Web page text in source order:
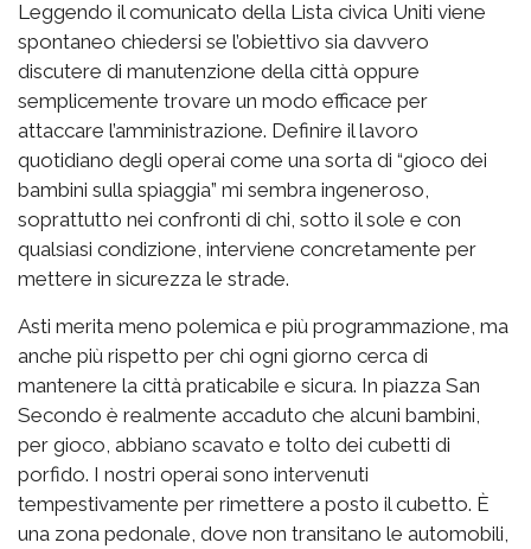
Leggendo il comunicato della Lista civica Uniti viene
spontaneo chiedersi se l’obiettivo sia davvero
discutere di manutenzione della città oppure
semplicemente trovare un modo efficace per
attaccare l’amministrazione. Definire il lavoro
quotidiano degli operai come una sorta di “gioco dei
bambini sulla spiaggia” mi sembra ingeneroso,
soprattutto nei confronti di chi, sotto il sole e con
qualsiasi condizione, interviene concretamente per
mettere in sicurezza le strade.
Asti merita meno polemica e più programmazione, ma
anche più rispetto per chi ogni giorno cerca di
mantenere la città praticabile e sicura. In piazza San
Secondo è realmente accaduto che alcuni bambini,
per gioco, abbiano scavato e tolto dei cubetti di
porfido. I nostri operai sono intervenuti
tempestivamente per rimettere a posto il cubetto. È
una zona pedonale, dove non transitano le automobili,